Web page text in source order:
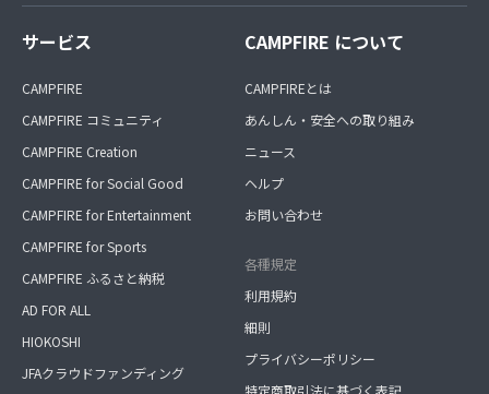
サービス
CAMPFIRE
CAMPFIRE コミュニティ
CAMPFIRE Creation
CAMPFIRE for Social Good
CAMPFIRE for Entertainment
CAMPFIRE for Sports
CAMPFIRE ふるさと納税
AD FOR ALL
HIOKOSHI
JFAクラウドファンディング
CAMPFIRE について
CAMPFIREとは
あんしん・安全への取り組み
ニュース
ヘルプ
お問い合わせ
各種規定
利用規約
細則
プライバシーポリシー